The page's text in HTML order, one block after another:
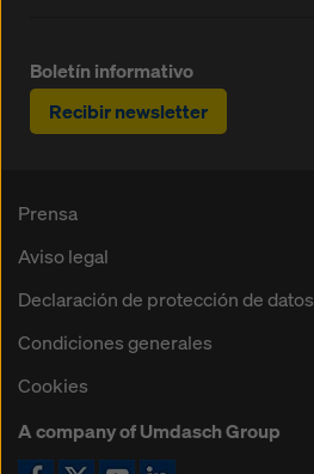
Boletín informativo
Recibir newsletter
Prensa
Aviso legal
Declaración de protección de datos
Condiciones generales
Cookies
A company of Umdasch Group